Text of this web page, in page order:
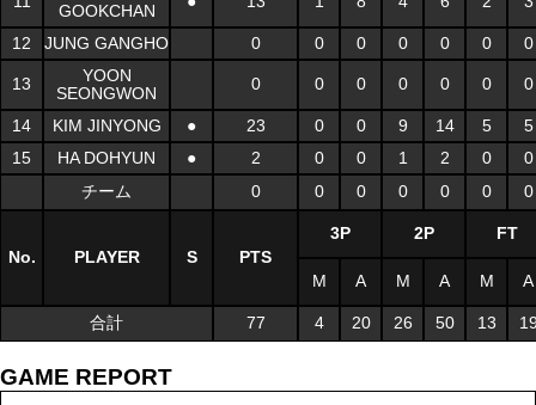
GOOKCHAN
12 JUNG GANGHO 0 0 0 0 0 0 0
13
YOON
SEONGWON
0 0 0 0 0 0 0
14 KIM JINYONG ● 23 0 0 9 14 5
5
15
HA DOHYUN ● 2 0 0 1 2 0
0
チーム
0 0 0 0 0 0 0
No. PLAYER S PTS
3P 2P FT
M A M A M A
合計 77 4 20 26 50 13
GAME REPORT